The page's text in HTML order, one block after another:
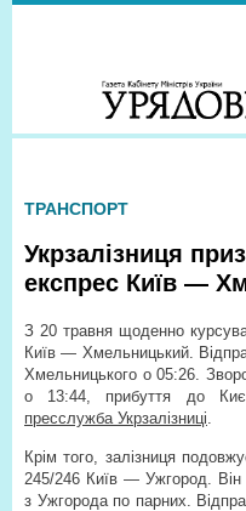
ТРАНСПОРТ
Укрзалізниця
експрес Київ —
З 20 травня щоденно
Київ — Хмельницький.
Хмельницького о 05:26.
о 13:44, прибуття до
пресслужба Укрзалізниці.
Крім того, залізниця
245/246 Київ — Ужгород. Він
з Ужгорода по парних.